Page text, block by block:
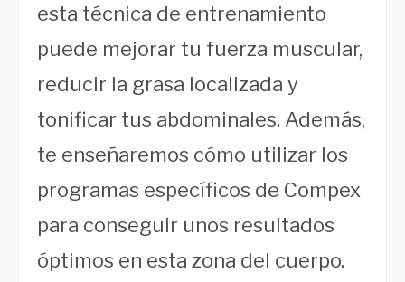
esta técnica de entrenamiento
puede mejorar tu fuerza muscular,
reducir la grasa localizada y
tonificar tus abdominales. Además,
te enseñaremos cómo utilizar los
programas específicos de Compex
para conseguir unos resultados
óptimos en esta zona del cuerpo.